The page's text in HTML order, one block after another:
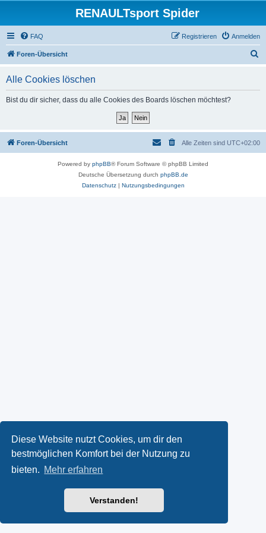
Diese Website nutzt Cookies, um dir den
bestmöglichen Komfort bei der Nutzung zu
bieten. Mehr erfahren
Verstanden!
RENAULTsport Spider
FAQ Anmelden
Registrieren
Foren-Übersicht
Alle Cookies löschen
Bist du dir sicher, dass du alle Cookies des Boards löschen möchtest?
Foren-Übersicht Alle Zeiten sind UTC+02:00
Powered by phpBB® Forum Software © phpBB Limited
Deutsche Übersetzung durch phpBB.de
Datenschutz| Nutzungsbedingungen